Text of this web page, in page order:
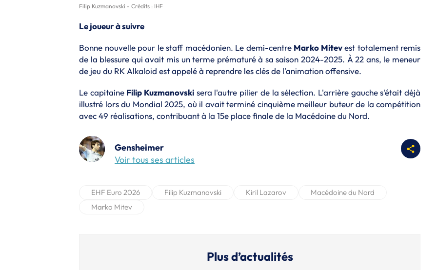
Filip Kuzmanovski - Crédits : IHF
Le joueur à suivre
Bonne nouvelle pour le staff macédonien. Le demi-centre Marko Mitevest totalement remis
de la blessure qui avait mis un terme prématuré à sa saison 2024-2025. À 22 ans, le meneur
de jeu du RK Alkaloid est appelé à reprendre les clés de l'animation offensive.
Le capitaine Filip Kuzmanovski sera l'autre pilier de la sélection. L'arrière gauche s'était déjà
illustré lors du Mondial 2025, où il avait terminé cinquième meilleur buteur de la compétition
avec 49 réalisations, contribuant à la 15e place finale de la Macédoine du Nord.
Gensheimer
Voir tous ses articles
EHF Euro 2026 Filip Kuzmanovski Kiril Lazarov
Macédoine du Nord
Marko Mitev
Plus d’actualités